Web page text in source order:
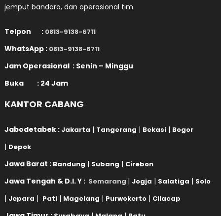
jemput bandara, dan operasional tim
Telpon : 0813-9138-6711
WhatsApp : 0813-9138-6711
Jam Operasional : Senin – Minggu
Buka : 24 Jam
KANTOR CABANG
Jabodetabek : Jakarta | Tangerang | Bekasi | Bogor
| Depok
Jawa Barat : Bandung | Subang | Cirebon
Jawa Tengah & D.I. Y : Semarang | Jogja | Salatiga | Solo
| Jepara | Pati | Magelang | Purwokerto | Cilacap